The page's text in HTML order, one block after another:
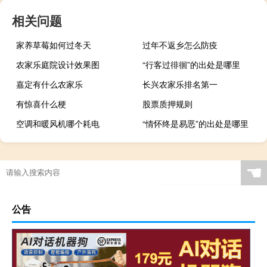
相关问题
家养草莓如何过冬天
过年不返乡怎么防疫
农家乐庭院设计效果图
“行客过徘徊”的出处是哪里
嘉定有什么农家乐
长兴农家乐排名第一
有惊喜什么梗
股票质押规则
空调和暖风机哪个耗电
“情怀终是易恶”的出处是哪里
☚
公告